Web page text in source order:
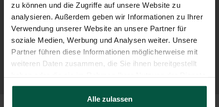
zu können und die Zugriffe auf unsere Website zu
analysieren. Außerdem geben wir Informationen zu Ihrer
Verwendung unserer Website an unsere Partner für
soziale Medien, Werbung und Analysen weiter. Unsere
Partner führen diese Informationen möglicherweise mit
weiteren Daten zusammen, die Sie ihnen bereitgestellt
gesammelt haben.
Alle zulassen
Gehe zu Element 1
Gehe zu Element 2